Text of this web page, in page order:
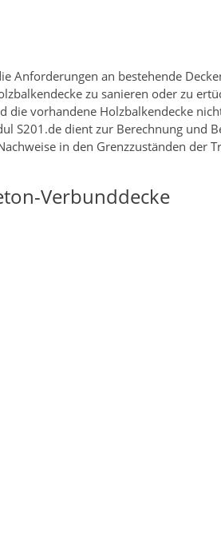
Anforderungen an bestehende
zu sanieren oder zu
vorhandene Holzbalkendecke nicht
S201.de dient zur Berechnung und
in den Grenzzuständen der
Verbunddecke